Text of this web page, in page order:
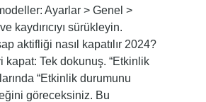
Ayarlar > Genel >
kaydırıcıyı sürükleyin.
aktifliği nasıl kapatılır 2024?
kapat: Tek dokunuş. “Etkinlik
“Etkinlik durumunu
göreceksiniz. Bu